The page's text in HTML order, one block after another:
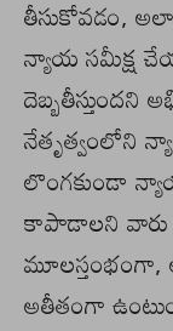
తీసుకోవడం,
న్యాయ సమీక్ష
దెబ్బతీస్తుందని
నేతృత్వంలోని
లొంగకుండా
కాపాడాలని వారు
అతీతంగా